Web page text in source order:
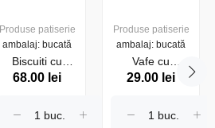
Produse patiserie
ambalaj: bucată
Biscuiti cu
crema de
Zahar DIABLO
68.00 lei
Produse patiserie
ambalaj: bucată
Vafe cu
ciocolata Fara
30g
29.00 lei